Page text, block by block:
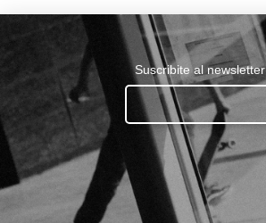
Suscribite al newsletter
Ingresa tu email.......